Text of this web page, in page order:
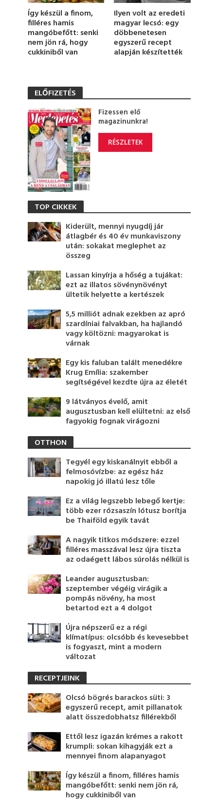
s
Így készül a finom,
filléres hamis
mangóbefőtt: senki
nem jön rá, hogy
cukkiniből van
Ilyen volt az eredeti
magyar lecsó: egy
döbbenetesen
egyszerű recept
alapján készítették
ELŐFIZETÉS
Fizessen elő
magazinunkra!
RÉSZLETEK
TOP CIKKEK
Kiderült, mennyi nyugdíj jár
átlagbér és 40 év munkaviszony
után: sokakat meglephet az
összeg
Lassan kinyírja a hőség a tujákat:
ezt az illatos sövénynövényt
ültetik helyette a kertészek
5,5 milliót adnak ezekben az apró
szardíniai falvakban, ha hajlandó
vagy költözni: magyarokat is
várnak
Egy kis faluban talált menedékre
Krug Emília: szakember
segítségével kezdte újra az életét
9 látványos évelő, amit
augusztusban kell elültetni: az első
fagyokig fognak virágozni
OTTHON
Tegyél egy kiskanálnyit ebből a
felmosóvízbe: az egész ház
napokig jó illatú lesz tőle
Ez a világ legszebb lebegő kertje:
több ezer rózsaszín lótusz borítja
be Thaiföld egyik tavát
A nagyik titkos módszere: ezzel
filléres masszával lesz újra tiszta
az odaégett lábos súrolás nélkül is
Leander augusztusban:
szeptember végéig virágik a
pompás növény, ha most
betartod ezt a 4 dolgot
Újra népszerű ez a régi
klímatípus: olcsóbb és kevesebbet
is fogyaszt, mint a modern
változat
RECEPTJEINK
Olcsó bögrés barackos süti: 3
egyszerű recept, amit pillanatok
alatt összedobhatsz fillérekből
Ettől lesz igazán krémes a rakott
krumpli: sokan kihagyják ezt a
mennyei finom alapanyagot
Így készül a finom, filléres hamis
mangóbefőtt: senki nem jön rá,
hogy cukkiniből van